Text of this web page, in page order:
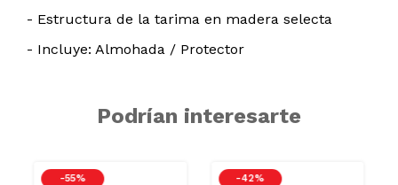
- Estructura de la tarima en madera selecta
- Incluye: Almohada / Protector
Podrían interesarte
-55 % -42 %